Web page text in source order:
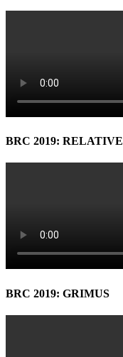
BRC 2019: RELATIVE
BRC 2019: GRIMUS